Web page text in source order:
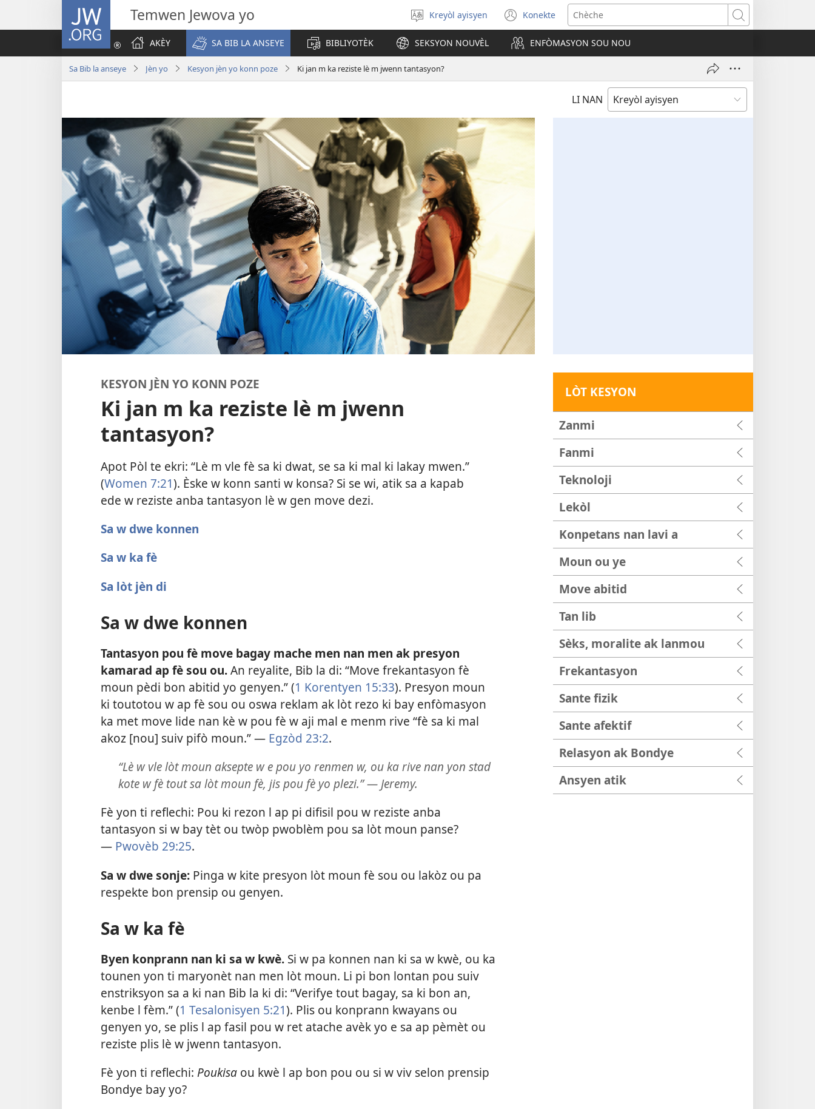
JW.ORG Temwen Jewova yo
Chwazi
lang
nan
Kreyòl ayisyen Konekte
(opens
new
window)
Chèche
AKÈY
SA BIB LA ANSEYE BIBLIYOTÈK SEKSYON NOUVÈL ENFÒMASYON SOU NOU
Sa Bib la anseye Jèn yo Kesyon jèn yo konn poze Ki jan m ka reziste lè m jwenn tantasyon?
LI NAN
KESYON JÈN YO KONN POZE
Ki jan m ka reziste lè m jwenn
tantasyon?
Apot Pòl te ekri: “Lè m vle fè sa ki dwat, se sa ki mal ki lakay mwen.”
(Women 7:21). Èske w konn santi w konsa? Si se wi, atik sa a kapab
ede w reziste anba tantasyon lè w gen move dezi.
Sa w dwe konnen
Sa w ka fè
Sa lòt jèn di
Sa w dwe konnen
Tantasyon pou fè move bagay mache men nan men ak presyon
kamarad ap fè sou ou.An reyalite, Bib la di: “Move frekantasyon fè
moun pèdi bon abitid yo genyen.” (1 Korentyen 15:33). Presyon moun
ki toutotou w ap fè sou ou oswa reklam ak lòt rezo ki bay enfòmasyon
ka met move lide nan kè w pou fè w aji mal e menm rive “fè sa ki mal
akoz [nou] suiv pifò moun.” — Egzòd 23:2.
“Lè w vle lòt moun aksepte w e pou yo renmen w, ou ka rive nan yon stad
kote w fè tout sa lòt moun fè, jis pou fè yo plezi.” — Jeremy.
Fè yon ti reflechi: Pou ki rezon l ap pi difisil pou w reziste anba
tantasyon si w bay tèt ou twòp pwoblèm pou sa lòt moun panse?
— Pwovèb 29:25.
Sa w dwe sonje: Pinga w kite presyon lòt moun fè sou ou lakòz ou pa
respekte bon prensip ou genyen.
Sa w ka fè
Byen konprann nan ki sa w kwè. Si w pa konnen nan ki sa w kwè, ou ka
tounen yon ti maryonèt nan men lòt moun. Li pi bon lontan pou suiv
enstriksyon sa a ki nan Bib la ki di: “Verifye tout bagay, sa ki bon an,
kenbe l fèm.” (1 Tesalonisyen 5:21). Plis ou konprann kwayans ou
genyen yo, se plis l ap fasil pou w ret atache avèk yo e sa ap pèmèt ou
reziste plis lè w jwenn tantasyon.
Fè yon ti reflechi: Poukisa ou kwè l ap bon pou ou si w viv selon prensip
Bondye bay yo?
LÒT KESYON
Zanmi
Fanmi
Teknoloji
Lekòl
Konpetans nan lavi a
Moun ou ye
Move abitid
Tan lib
Sèks, moralite ak lanmou
Frekantasyon
Sante fizik
Sante afektif
Relasyon ak Bondye
Ansyen atik